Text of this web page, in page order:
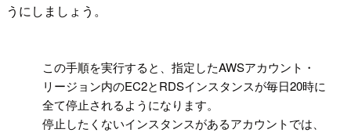
うにしましょう。
この手順を実行すると、指定したAWSアカウント・
リージョン内のEC2とRDSインスタンスが毎日20時に
全て停止されるようになります。
停止したくないインスタンスがあるアカウントでは、